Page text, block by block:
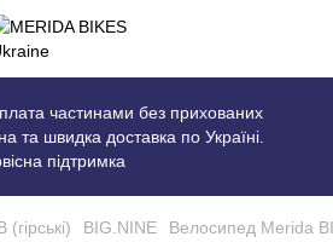
частинами без прихованих
та швидка доставка по Україні.
підтримка
(гірські) BIG.NINE Велосипед Merida